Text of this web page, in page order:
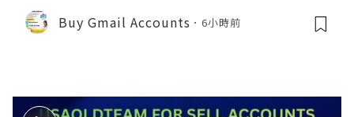
Buy Gmail Accounts 6小時前